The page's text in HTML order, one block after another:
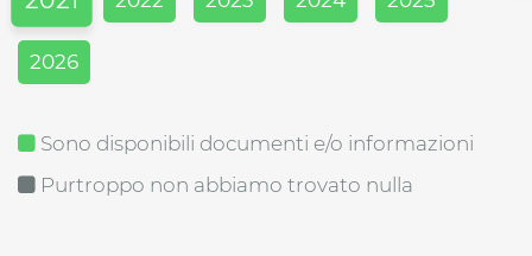
2026
Sono disponibili documenti e/o informazioni
Purtroppo non abbiamo trovato nulla